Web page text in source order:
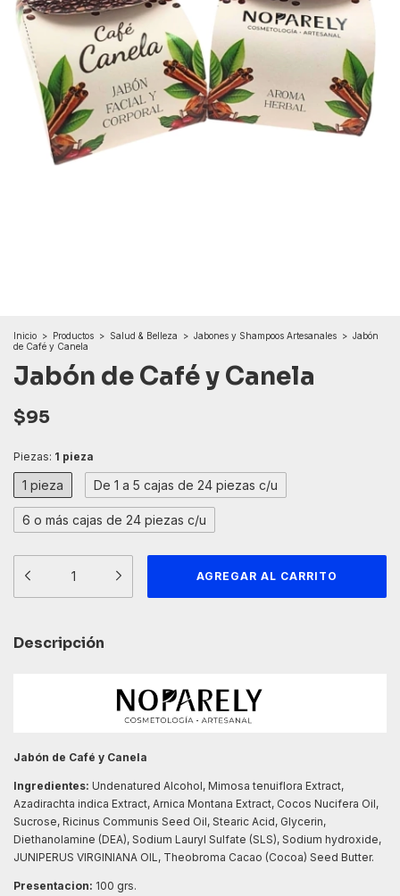
Inicio > Productos > Salud & Belleza > Jabones y Shampoos Artesanales > Jabón
de Café y Canela
Jabón de Café y Canela
$95
Piezas: 1 pieza
1 pieza De 1 a 5 cajas de 24 piezas c/u
6 o más cajas de 24 piezas c/u
Descripción
Jabón de Café y Canela
Ingredientes: Undenatured Alcohol, Mimosa tenuiflora Extract,
Azadirachta indica Extract, Arnica Montana Extract, Cocos Nucifera Oil,
Sucrose, Ricinus Communis Seed Oil, Stearic Acid, Glycerin,
Diethanolamine (DEA), Sodium Lauryl Sulfate (SLS), Sodium hydroxide,
JUNIPERUS VIRGINIANA OIL, Theobroma Cacao (Cocoa) Seed Butter.
Presentacion: 100 grs.